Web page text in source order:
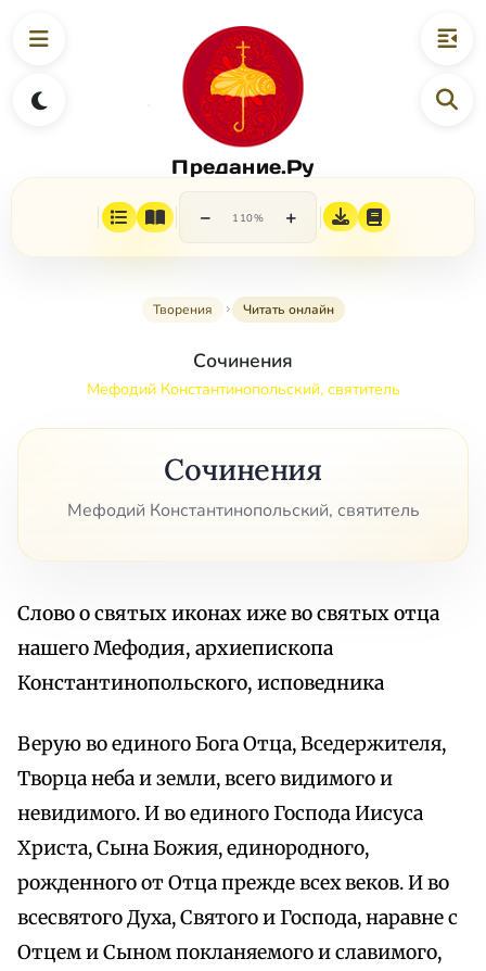
Предание.Ру
− 110% +
Творения Читать онлайн
Сочинения
Мефодий Константинопольский, святитель
Сочинения
Мефодий Константинопольский, святитель
Слово о святых иконах иже во святых отца
нашего Мефодия, архиепископа
Константинопольского, исповедника
Верую во единого Бога Отца, Вседержителя,
Творца неба и земли, всего видимого и
невидимого. И во единого Господа Иисуса
Христа, Сына Божия, единородного,
рожденного от Отца прежде всех веков. И во
всесвятого Духа, Святого и Господа, наравне с
Отцем и Сыном покланяемого и славимого,